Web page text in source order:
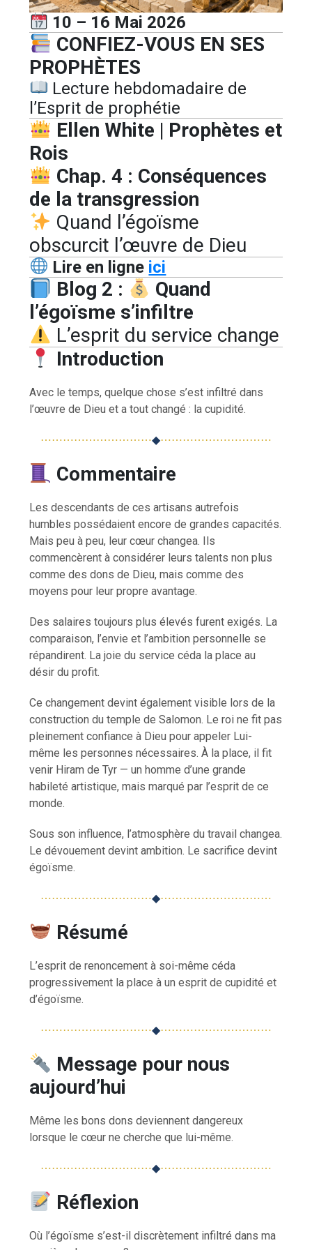
10 – 16 Mai 2026
CONFIEZ-VOUS EN SES
PROPHÈTES
Lecture hebdomadaire de
l’Esprit de prophétie
Ellen White | Prophètes et
Rois
Chap. 4 : Conséquences
de la transgression
Quand l’égoïsme
obscurcit l’œuvre de Dieu
Lire en ligne ici
Blog 2 :
Quand
l’égoïsme s’infiltre
L’esprit du service change
Introduction
Avec le temps, quelque chose s’est infiltré dans
l’œuvre de Dieu et a tout changé : la cupidité.
⋯⋯⋯⋯⋯⋯⋯⋯⋯⋯◆⋯⋯⋯⋯⋯⋯⋯⋯⋯⋯
Commentaire
Les descendants de ces artisans autrefois
humbles possédaient encore de grandes capacités.
Mais peu à peu, leur cœur changea. Ils
commencèrent à considérer leurs talents non plus
comme des dons de Dieu, mais comme des
moyens pour leur propre avantage.
Des salaires toujours plus élevés furent exigés. La
comparaison, l’envie et l’ambition personnelle se
répandirent. La joie du service céda la place au
désir du profit.
Ce changement devint également visible lors de la
construction du temple de Salomon. Le roi ne fit pas
pleinement confiance à Dieu pour appeler Lui-
même les personnes nécessaires. À la place, il fit
venir Hiram de Tyr — un homme d’une grande
habileté artistique, mais marqué par l’esprit de ce
monde.
Sous son influence, l’atmosphère du travail changea.
Le dévouement devint ambition. Le sacrifice devint
égoïsme.
⋯⋯⋯⋯⋯⋯⋯⋯⋯⋯◆⋯⋯⋯⋯⋯⋯⋯⋯⋯⋯
Résumé
L’esprit de renoncement à soi-même céda
progressivement la place à un esprit de cupidité et
d’égoïsme.
⋯⋯⋯⋯⋯⋯⋯⋯⋯⋯◆⋯⋯⋯⋯⋯⋯⋯⋯⋯⋯
Message pour nous
aujourd’hui
Même les bons dons deviennent dangereux
lorsque le cœur ne cherche que lui-même.
⋯⋯⋯⋯⋯⋯⋯⋯⋯⋯◆⋯⋯⋯⋯⋯⋯⋯⋯⋯⋯
Réflexion
Où l’égoïsme s’est-il discrètement infiltré dans ma